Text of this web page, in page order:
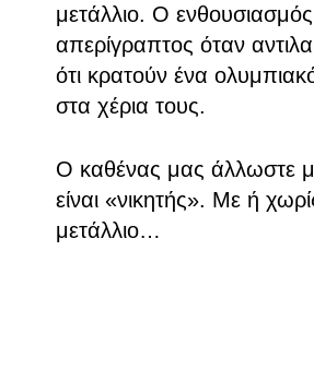
μετάλλιο. Ο ενθουσιασμός
απερίγραπτος όταν
ότι κρατούν ένα
στα χέρια τους.
Ο καθένας μας άλλωστε
είναι «νικητής». Με ή
μετάλλιο…